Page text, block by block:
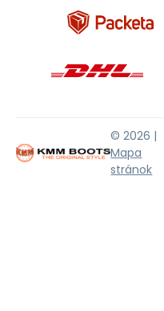
© 2026 |
Mapa
stránok